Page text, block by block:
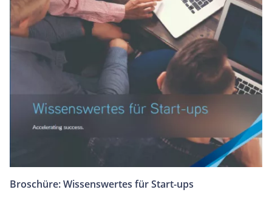
Broschüre: Wissenswertes für Start-ups